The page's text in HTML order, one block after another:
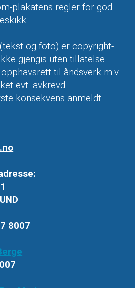
plakatens regler for god
og foto) er copyright-
gjengis uten tillatelse.
til åndsverk m.v.
evt. avkrevd
konsekvens anmeldt.
8007